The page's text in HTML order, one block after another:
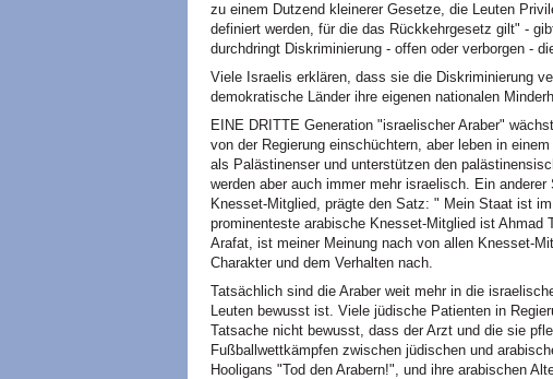
zu einem Dutzend kleinerer Gesetze, die Leuten
definiert werden, für die das Rückkehrgesetz gilt" -
durchdringt Diskriminierung - offen oder verborgen -
Viele Israelis erklären, dass sie die Diskriminierung
demokratische Länder ihre eigenen nationalen
EINE DRITTE Generation "israelischer Araber"
von der Regierung einschüchtern, aber leben in
als Palästinenser und unterstützen den
werden aber auch immer mehr israelisch. Ein
Knesset-Mitglied, prägte den Satz: " Mein Staat ist
prominenteste arabische Knesset-Mitglied ist Ahmad
Arafat, ist meiner Meinung nach von allen Knesset-
Charakter und dem Verhalten nach.
Tatsächlich sind die Araber weit mehr in die
Leuten bewusst ist. Viele jüdische Patienten in
Tatsache nicht bewusst, dass der Arzt und die sie
Fußballwettkämpfen zwischen jüdischen und
Hooligans "Tod den Arabern!", und ihre arabischen